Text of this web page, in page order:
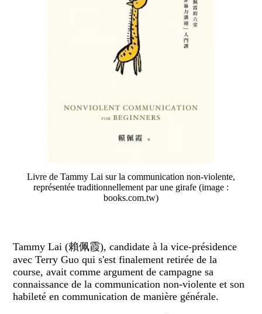
Livre de Tammy Lai sur la communication non-violente,
représentée traditionnellement par une girafe (image :
books.com.tw)
Tammy Lai (賴佩霞), candidate à la vice-présidence
avec Terry Guo qui s'est finalement retirée de la
course, avait comme argument de campagne sa
connaissance de la communication non-violente et son
habileté en communication de manière générale.